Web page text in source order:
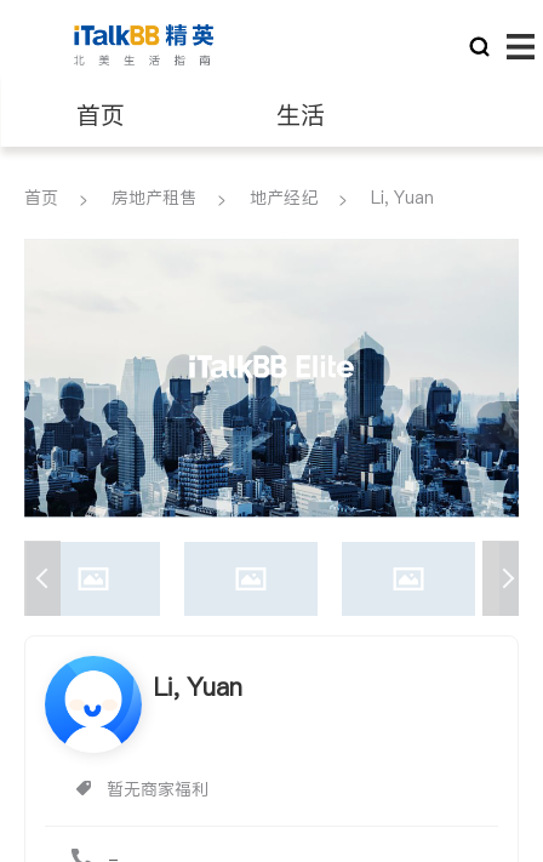
首页 生活
医生 律师
养老 非盈利组织
首页 房地产租售 地产经纪 Li, Yuan
Li, Yuan
暂无商家福利